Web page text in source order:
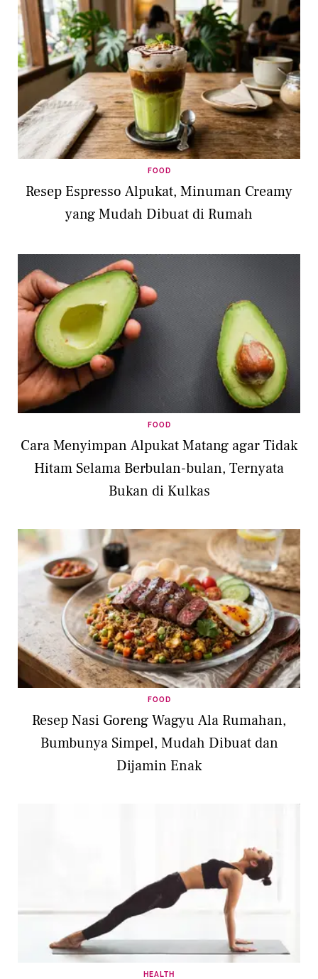
FOOD
Resep Espresso Alpukat, Minuman Creamy
yang Mudah Dibuat di Rumah
FOOD
Cara Menyimpan Alpukat Matang agar Tidak
Hitam Selama Berbulan-bulan, Ternyata
Bukan di Kulkas
FOOD
Resep Nasi Goreng Wagyu Ala Rumahan,
Bumbunya Simpel, Mudah Dibuat dan
Dijamin Enak
HEALTH